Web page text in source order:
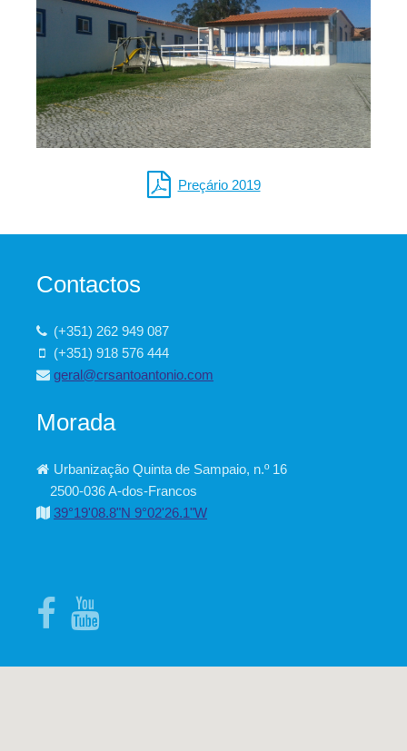
Preçário 2019
Contactos
(+351) 262 949 087
(+351) 918 576 444
geral@crsantoantonio.com
Morada
Urbanização Quinta de Sampaio, n.º 16
2500-036 A-dos-Francos
39°19'08.8"N 9°02'26.1"W